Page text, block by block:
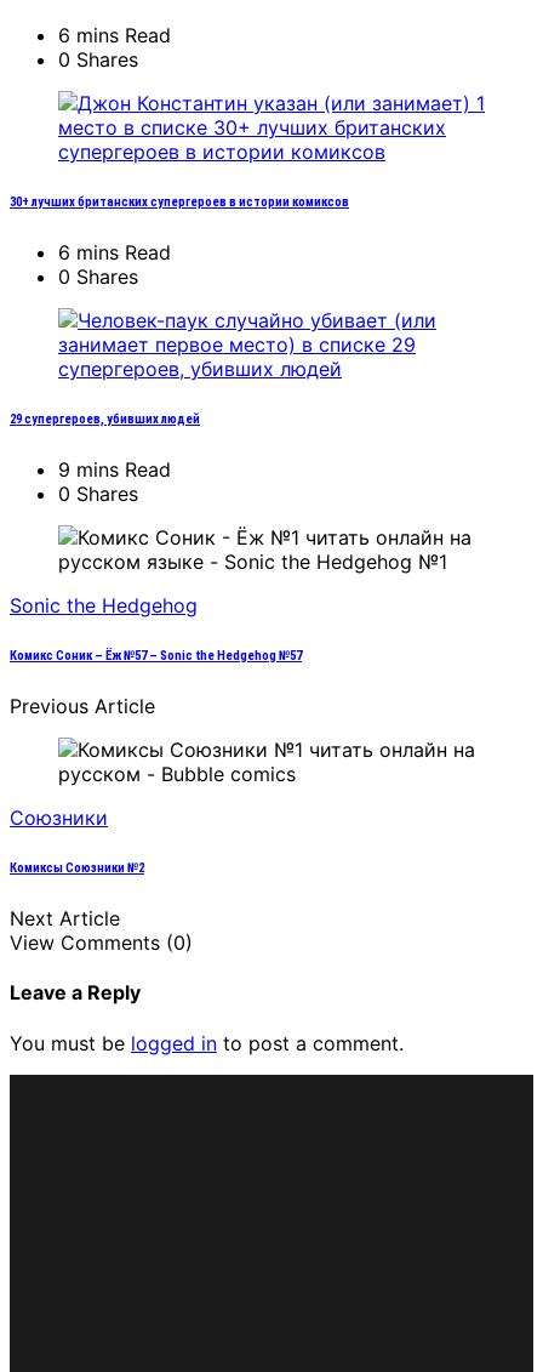
6 mins Read
0 Shares
30+ лучших британских супергероев в истории комиксов
6 mins Read
0 Shares
29 супергероев, убивших людей
9 mins Read
0 Shares
Sonic the Hedgehog
Комикс Соник – Ёж №57 – Sonic the Hedgehog №57
Previous Article
Союзники
Комиксы Союзники №2
Next Article
View Comments (0)
Leave a Reply
You must be logged in to post a comment.